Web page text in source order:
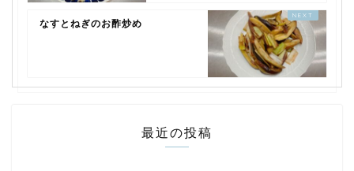
なすとねぎのお酢炒め
最近の投稿